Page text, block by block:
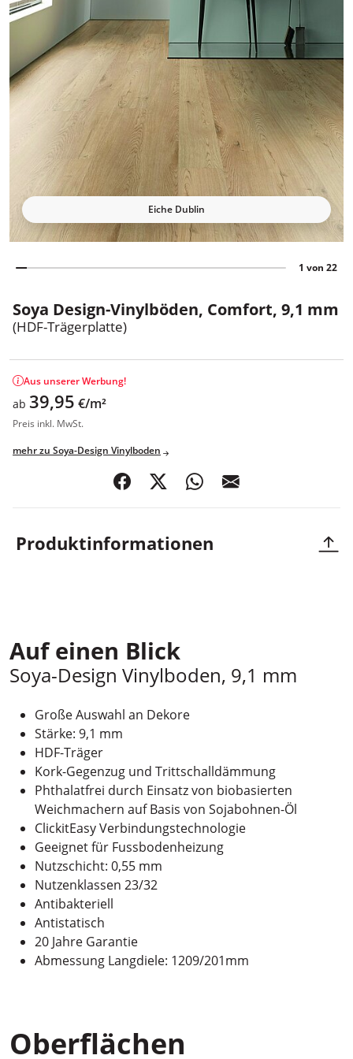
Eiche Dublin
1 von 22
Holzland Mahl
Soya Design-Vinylböden, Comfort, 9,1 mm
(HDF-Trägerplatte)
Aus unserer Werbung!
ab 39,95 €/m²
Preis inkl. MwSt.
mehr zu Soya-Design Vinylboden
teilen postenteilenmail
Produktinformationen
Auf einen Blick
Soya-Design Vinylboden, 9,1 mm
Große Auswahl an Dekore
Stärke: 9,1 mm
HDF-Träger
Kork-Gegenzug und Trittschalldämmung
Phthalatfrei durch Einsatz von biobasierten
Weichmachern auf Basis von Sojabohnen-Öl
ClickitEasy Verbindungstechnologie
Geeignet für Fussbodenheizung
Nutzschicht: 0,55 mm
Nutzenklassen 23/32
Antibakteriell
Antistatisch
20 Jahre Garantie
Abmessung Langdiele: 1209/201mm
Oberflächen